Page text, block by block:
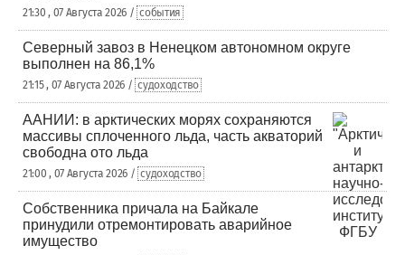
21:30 , 07 Августа 2026 / события
Северный завоз в Ненецком автономном округе
выполнен на 86,1%
21:15 , 07 Августа 2026 / судоходство
ААНИИ: в арктических морях сохраняются
массивы сплоченного льда, часть акваторий
свободна ото льда
21:00 , 07 Августа 2026 / судоходство
Собственника причала на Байкале
принудили отремонтировать аварийное
имущество